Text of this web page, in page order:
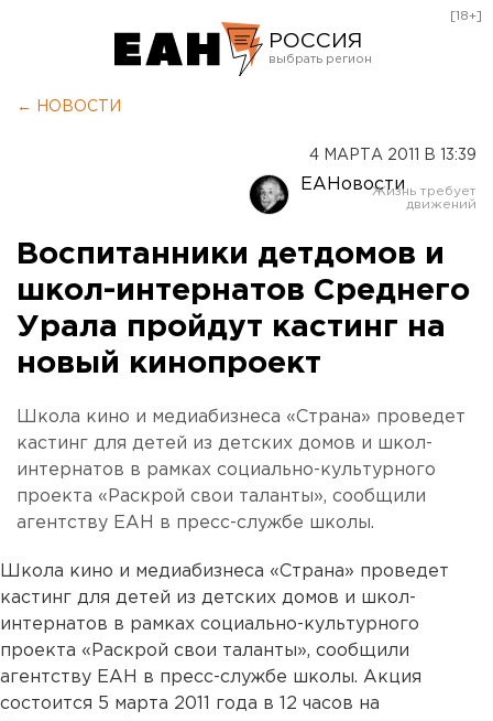
РОССИЯ
Оренбург
[18+]
← НОВОСТИ
4 МАРТА 2011 В 13:39
ЕАНовости
Воспитанники детдомов и
школ-интернатов Среднего
Урала пройдут кастинг на
новый кинопроект
Школа кино и медиабизнеса «Страна» проведет
кастинг для детей из детских домов и школ-
интернатов в рамках социально-культурного
проекта «Раскрой свои таланты», сообщили
агентству ЕАН в пресс-службе школы.
Школа кино и медиабизнеса «Страна» проведет
кастинг для детей из детских домов и школ-
интернатов в рамках социально-культурного
проекта «Раскрой свои таланты», сообщили
агентству ЕАН в пресс-службе школы. Акция
состоится 5 марта 2011 года в 12 часов на